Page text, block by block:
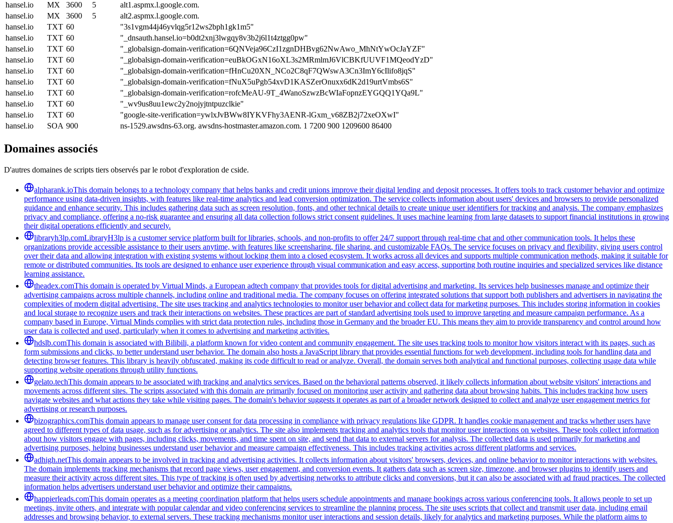
hansel.io
MX 3600 5
alt1.aspmx.l.google.com.
hansel.io
MX 3600 5
alt2.aspmx.l.google.com.
hansel.io
TXT 60
"3s1vgm44j46yvlqg5r12ws2bph1gk1m5"
hansel.io
TXT 60
"_dnsauth.hansel.io=b0dt2xnj3lwgqy8v3b2j6l1t4ztgg0pw"
hansel.io
TXT 60
"_globalsign-domain-verification=6QNVeja96CzI1zgnDHBvg62NwAwo_MhNtYwOcJaYZF"
hansel.io
TXT 60
"_globalsign-domain-verification=euBkOGxN16oXL3s2MRmlmJ6VlCBKfUUVF1MQeodYzD"
hansel.io
TXT 60
"_globalsign-domain-verification=fHnCu20XN_NCo2C8qF7QWswA3Cn3ImY6cIlifo8jqS"
hansel.io
TXT 60
"_globalsign-domain-verification=fNuX5uPgb54xvD1KASZerOnuxx6dK2d19urtVmbs6S"
hansel.io
TXT 60
"_globalsign-domain-verification=rofcMeAU-9T_4WanoSzwzBcWIaFopnzEYGQQ1YQa9L"
hansel.io
TXT 60
"_wv9us8uu1ewc2y2nojyjtntpuzclkie"
hansel.io
TXT 60
"google-site-verification=ywlxJvBWw8IYKVFhy3AENR-lGxm_v68ZB2j72xeOXwI"
hansel.io
SOA 900 ns-1529.awsdns-63.org. awsdns-hostmaster.amazon.com. 1 7200 900 1209600 86400
Domaines associés
D'autres domaines de scripts tiers observés par le robot d'exploration de cside.
alpharank.ioThis domain belongs to a technology company that helps banks and credit unions improve their digital lending and deposit processes. It offers tools to track customer behavior and optimize
performance using data-driven insights, with features like real-time analytics and lead conversion optimization. The service collects information about users' devices and browsers to provide personalized
guidance and enhance security. This includes gathering data such as screen resolution, fonts, and other technical details to create unique user identifiers for tracking and analysis. The company emphasizes
privacy and compliance, offering a no-risk guarantee and ensuring all data collection follows strict consent guidelines. It uses machine learning from large datasets to support financial institutions in growing
their digital operations efficiently and securely.
libraryh3lp.comLibraryH3lp is a customer service platform built for libraries, schools, and non-profits to offer 24/7 support through real-time chat and other communication tools. It helps these
organizations provide accessible assistance to their users anytime, with features like screensharing, file sharing, and customizable FAQs. The service focuses on privacy and flexibility, giving users control
over their data and allowing integration with existing systems without locking them into a closed ecosystem. It works across all devices and supports multiple communication methods, making it suitable for
remote or distributed communities. Its tools are designed to enhance user experience through visual communication and easy access, supporting both routine inquiries and specialized services like distance
learning assistance.
theadex.comThis domain is operated by Virtual Minds, a European adtech company that provides tools for digital advertising and marketing. Its services help businesses manage and optimize their
advertising campaigns across multiple channels, including online and traditional media. The company focuses on offering integrated solutions that support both publishers and advertisers in navigating the
complexities of modern digital advertising. The site uses tracking and analytics technologies to monitor user behavior and collect data for marketing purposes. This includes storing information in cookies
and local storage to recognize users and track their interactions on websites. These practices are part of standard advertising tools used to improve targeting and measure campaign performance. As a
company based in Europe, Virtual Minds complies with strict data protection rules, including those in Germany and the broader EU. This means they aim to provide transparency and control around how
user data is collected and used, particularly when it comes to advertising and marketing activities.
hdslb.comThis domain is associated with Bilibili, a platform known for video content and community engagement. The site uses tracking tools to monitor how visitors interact with its pages, such as
form submissions and clicks, to better understand user behavior. The domain also hosts a JavaScript library that provides essential functions for web development, including tools for handling data and
detecting browser features. This library is heavily obfuscated, making its code difficult to read or analyze. Overall, the domain serves both analytical and functional purposes, collecting usage data while
supporting website operations through utility functions.
gelato.techThis domain appears to be associated with tracking and analytics services. Based on the behavioral patterns observed, it likely collects information about website visitors' interactions and
movements across different sites. The scripts associated with this domain are primarily focused on monitoring user activity and gathering data about browsing habits. This includes tracking how users
navigate websites and what actions they take while visiting pages. The domain's behavior suggests it operates as part of a broader network designed to collect and analyze user engagement metrics for
advertising or research purposes.
bizographics.comThis domain appears to manage user consent for data processing in compliance with privacy regulations like GDPR. It handles cookie management and tracks whether users have
agreed to different types of data usage, such as for advertising or analytics. The site also implements tracking and analytics tools that monitor user interactions on websites. These tools collect information
about how visitors engage with pages, including clicks, movements, and time spent on site, and send that data to external servers for analysis. The collected data is used primarily for marketing and
advertising purposes, helping businesses understand user behavior and measure campaign effectiveness. This includes tracking activities across different platforms and services.
adhigh.netThis domain appears to be involved in tracking and advertising activities. It collects information about visitors' browsers, devices, and online behavior to monitor interactions with websites.
The domain implements tracking mechanisms that record page views, user engagement, and conversion events. It gathers data such as screen size, timezone, and browser plugins to identify users and
measure their activity across different sites. This type of tracking is often used by advertising networks to attribute clicks and conversions, but it can also be associated with ad fraud practices. The collected
information helps advertisers understand user behavior and optimize their campaigns.
happierleads.comThis domain operates as a meeting coordination platform that helps users schedule appointments and manage bookings across various conferencing tools. It allows people to set up
meetings, invite others, and integrate with popular calendar and video conferencing services to streamline the planning process. The site uses scripts that collect and transmit user data, including email
addresses and browsing behavior, to external servers. These tracking mechanisms monitor user interactions and session details, likely for analytics and marketing purposes. While the platform aims to